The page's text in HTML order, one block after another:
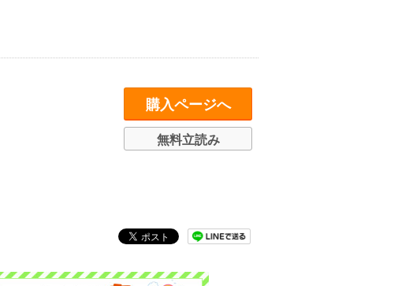
購入ページへ
無料立読み